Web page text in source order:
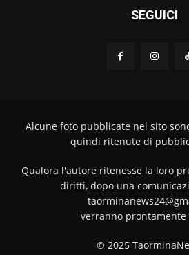
SEGUICI
Alcune foto pubblicate nel sito
quindi ritenute di
Qualora l'autore ritenesse la loro
diritti, dopo una
verranno prontamente
© 2025